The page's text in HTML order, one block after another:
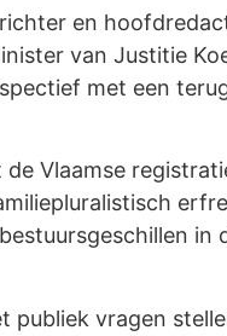
en
van Justitie
met een
Vlaamse
in
publiek vragen